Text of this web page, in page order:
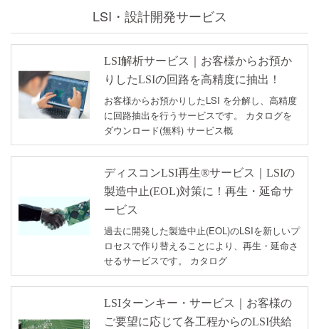
LSI・設計開発サービス
LSI解析サービス｜お客様からお預か
りしたLSIの回路を高精度に抽出！
お客様からお預かりしたLSI を分解し、高精度
に回路抽出を行うサービスです。 カタログを
ダウンロード(無料) サービス概
ディスコンLSI再生®サービス｜LSIの
製造中止(EOL)対策に！再生・延命サ
ービス
過去に開発した製造中止(EOL)のLSIを新しいプ
ロセスで作り替えることにより、再生・延命さ
せるサービスです。 カタログ
LSIターンキー・サービス｜お客様の
ご要望に応じて各工程からのLSI供給